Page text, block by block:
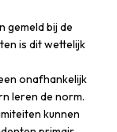
gemeld bij de
is dit wettelijk
onafhankelijk
leren de norm.
kunnen